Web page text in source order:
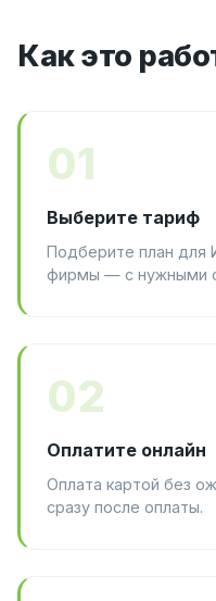
Как это
01
Выберите тариф
Подберите план для
фирмы — с нужными
02
Оплатите онлайн
Оплата картой без
сразу после оплаты.